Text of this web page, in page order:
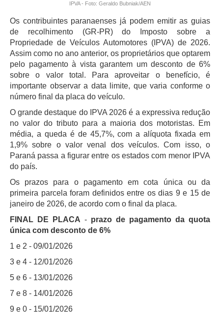
IPVA - Foto: Geraldo Bubniak/AEN
Os contribuintes paranaenses já podem emitir as guias
de recolhimento (GR-PR) do Imposto sobre a
Propriedade de Veículos Automotores (IPVA) de 2026.
Assim como no ano anterior, os proprietários que optarem
pelo pagamento à vista garantem um desconto de 6%
sobre o valor total. Para aproveitar o benefício, é
importante observar a data limite, que varia conforme o
número final da placa do veículo.
O grande destaque do IPVA 2026 é a expressiva redução
no valor do tributo para a maioria dos motoristas. Em
média, a queda é de 45,7%, com a alíquota fixada em
1,9% sobre o valor venal dos veículos. Com isso, o
Paraná passa a figurar entre os estados com menor IPVA
do país.
Os prazos para o pagamento em cota única ou da
primeira parcela foram definidos entre os dias 9 e 15 de
janeiro de 2026, de acordo com o final da placa.
FINAL DE PLACA - prazo de pagamento da quota
única com desconto de 6%
1 e 2 - 09/01/2026
3 e 4 - 12/01/2026
5 e 6 - 13/01/2026
7 e 8 - 14/01/2026
9 e 0 - 15/01/2026